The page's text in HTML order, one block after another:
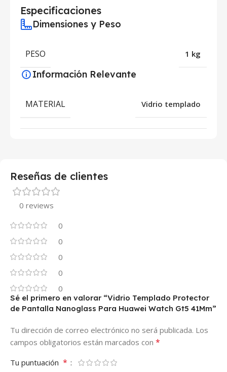
Especificaciones
Dimensiones y Peso
PESO 1 kg
Información Relevante
MATERIAL Vidrio templado
Reseñas de clientes
0 reviews
0
0
0
0
0
Sé el primero en valorar “Vidrio Templado Protector
de Pantalla Nanoglass Para Huawei Watch Gt5 41Mm”
Tu dirección de correo electrónico no será publicada. Los
campos obligatorios están marcados con *
Tu puntuación *